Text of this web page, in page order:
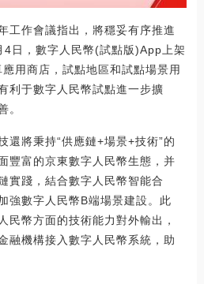
工作會議指出，將穩妥有序推進
日，數字人民幣(試點版)App上架
用商店，試點地區和試點場景用
利于數字人民幣試點進一步擴
。
還將秉持“供應鏈+場景+技術”的
豐富的京東數字人民幣生態，并
實踐，結合數字人民幣智能合
強數字人民幣B端場景建設。此
民幣方面的技術能力對外輸出，
融機構接入數字人民幣系統，助